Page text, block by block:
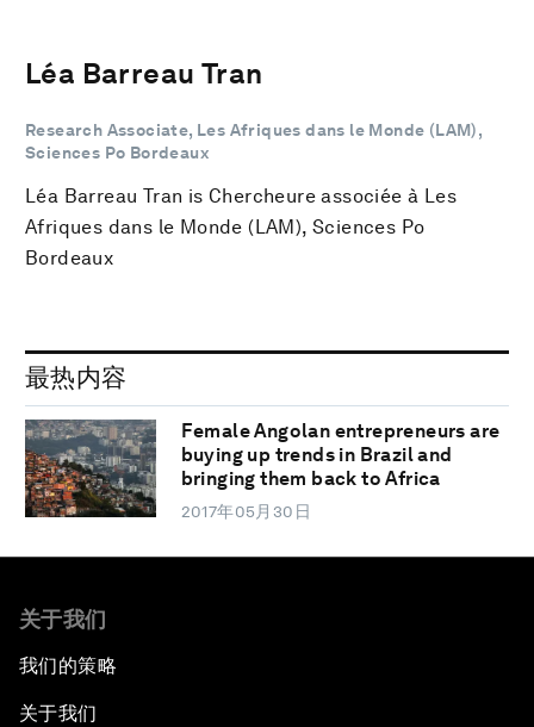
Léa Barreau Tran
Research Associate, Les Afriques dans le Monde (LAM),
Sciences Po Bordeaux
Léa Barreau Tran is Chercheure associée à Les
Afriques dans le Monde (LAM), Sciences Po
Bordeaux
最热内容
Female Angolan entrepreneurs are
buying up trends in Brazil and
bringing them back to Africa
2017年05月30日
关于我们
我们的策略
关于我们